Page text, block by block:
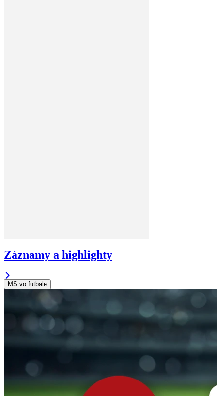
Záznamy a highlighty
MS vo futbale